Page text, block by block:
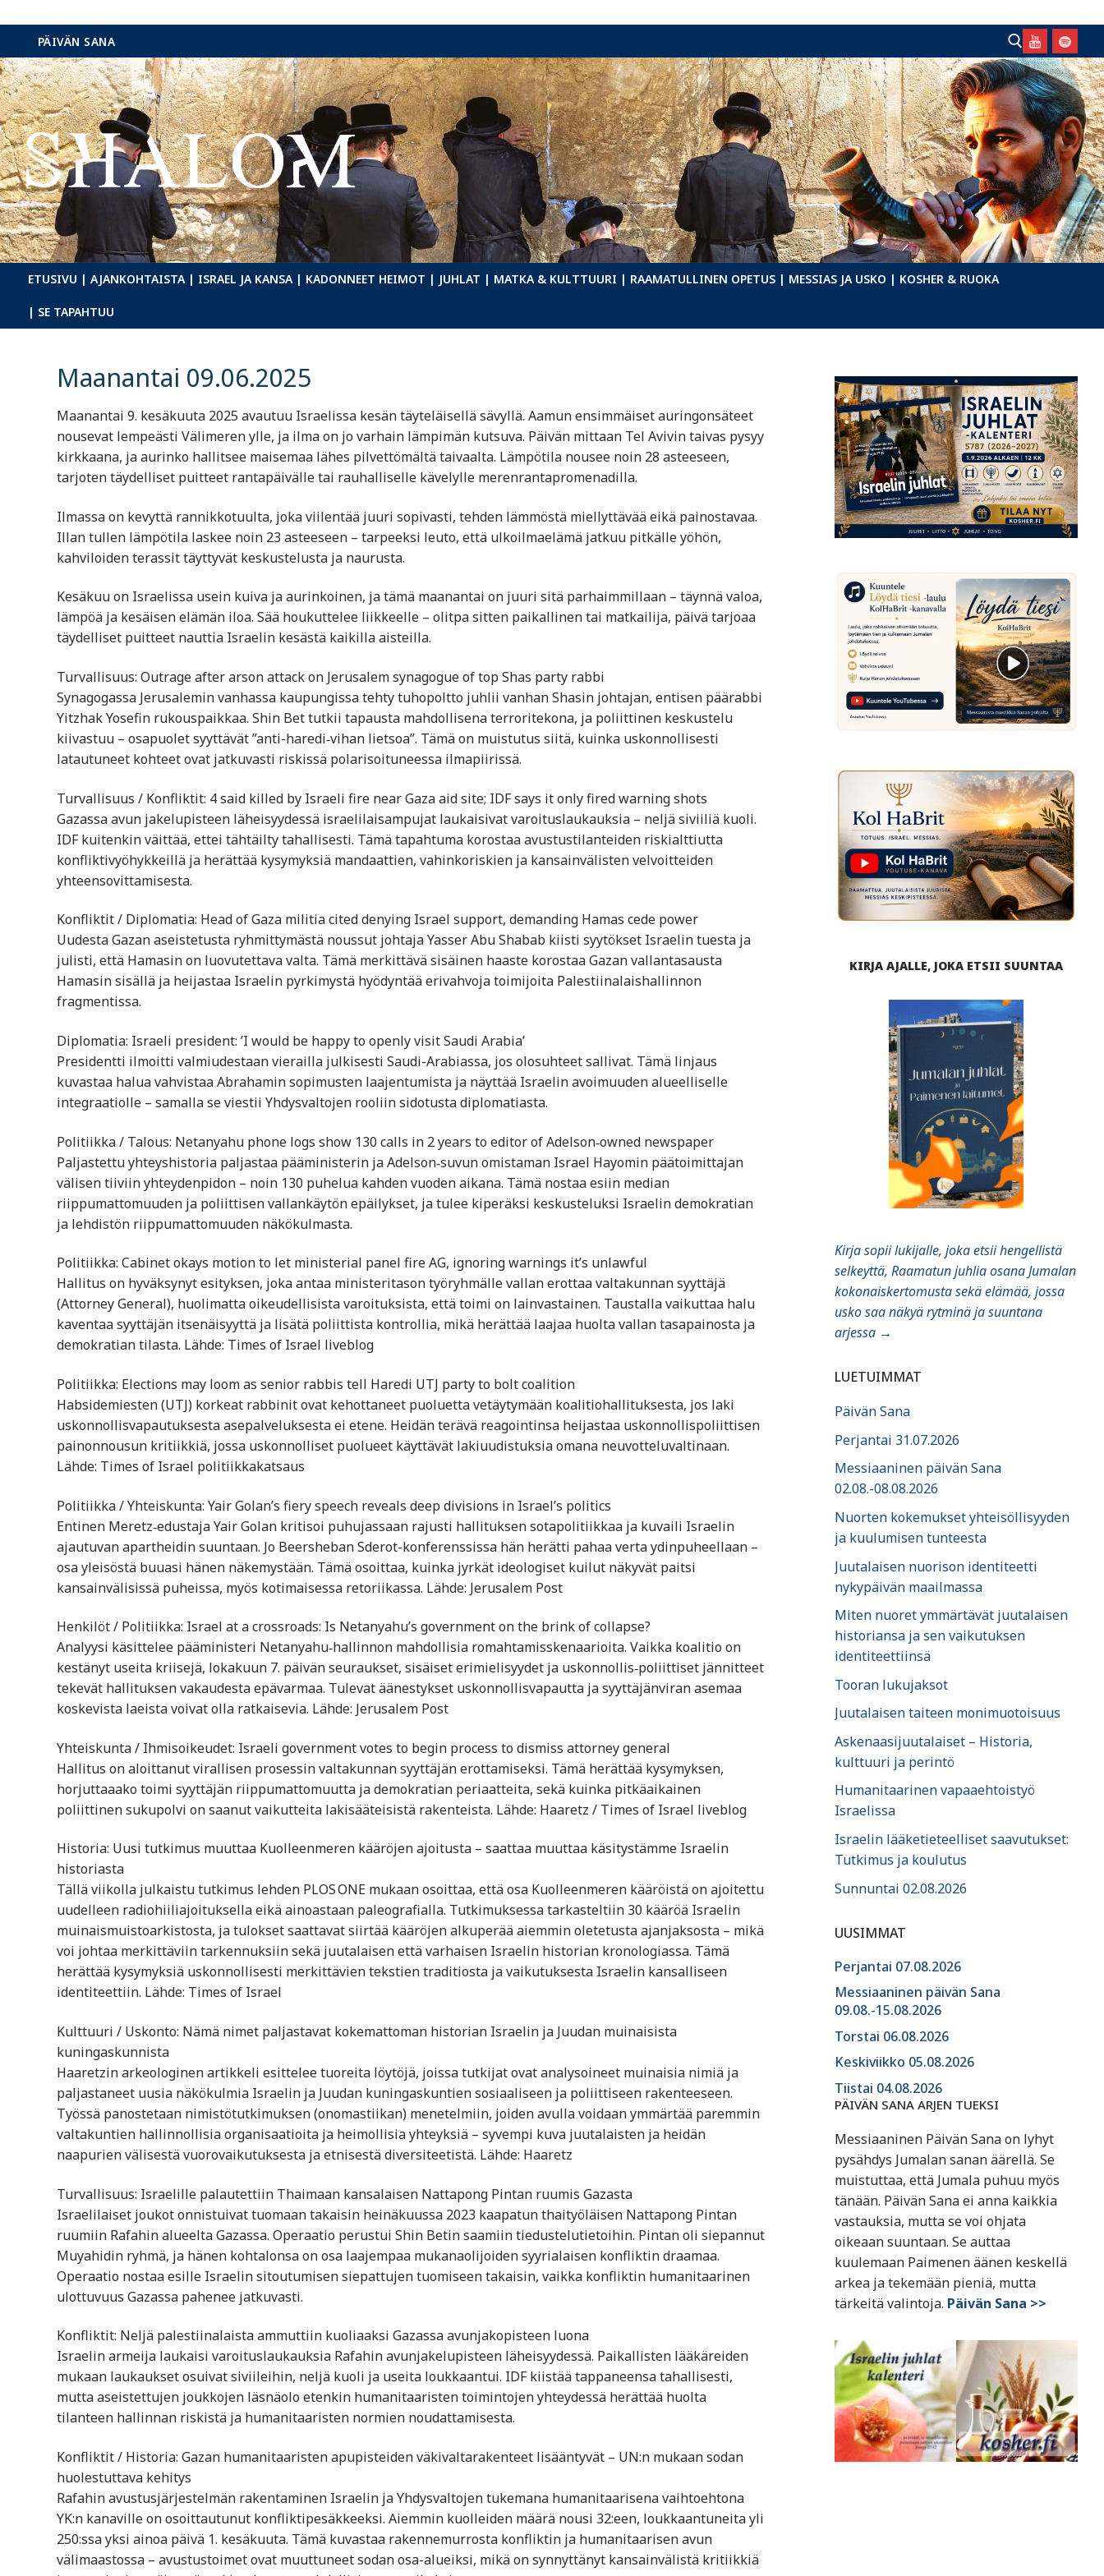
Hyppää
sisältöön
PÄIVÄN SANA
Hae:
ETUSIVU | AJANKOHTAISTA | ISRAEL JA KANSA | KADONNEET HEIMOT | JUHLAT | MATKA & KULTTUURI | RAAMATULLINEN OPETUS | MESSIAS JA USKO | KOSHER & RUOKA
| SE TAPAHTUU
Maanantai 09.06.2025
Maanantai 9. kesäkuuta 2025 avautuu Israelissa kesän täyteläisellä sävyllä. Aamun ensimmäiset auringonsäteet
nousevat lempeästi Välimeren ylle, ja ilma on jo varhain lämpimän kutsuva. Päivän mittaan Tel Avivin taivas pysyy
kirkkaana, ja aurinko hallitsee maisemaa lähes pilvettömältä taivaalta. Lämpötila nousee noin 28 asteeseen,
tarjoten täydelliset puitteet rantapäivälle tai rauhalliselle kävelylle merenrantapromenadilla.
Ilmassa on kevyttä rannikkotuulta, joka viilentää juuri sopivasti, tehden lämmöstä miellyttävää eikä painostavaa.
Illan tullen lämpötila laskee noin 23 asteeseen – tarpeeksi leuto, että ulkoilmaelämä jatkuu pitkälle yöhön,
kahviloiden terassit täyttyvät keskustelusta ja naurusta.
Kesäkuu on Israelissa usein kuiva ja aurinkoinen, ja tämä maanantai on juuri sitä parhaimmillaan – täynnä valoa,
lämpöä ja kesäisen elämän iloa. Sää houkuttelee liikkeelle – olitpa sitten paikallinen tai matkailija, päivä tarjoaa
täydelliset puitteet nauttia Israelin kesästä kaikilla aisteilla.
Turvallisuus: Outrage after arson attack on Jerusalem synagogue of top Shas party rabbi
Synagogassa Jerusalemin vanhassa kaupungissa tehty tuhopoltto juhlii vanhan Shasin johtajan, entisen päärabbi
Yitzhak Yosefin rukouspaikkaa. Shin Bet tutkii tapausta mahdollisena terroritekona, ja poliittinen keskustelu
kiivastuu – osapuolet syyttävät ”anti-haredi‑vihan lietsoa”. Tämä on muistutus siitä, kuinka uskonnollisesti
latautuneet kohteet ovat jatkuvasti riskissä polarisoituneessa ilmapiirissä.
Turvallisuus / Konfliktit: 4 said killed by Israeli fire near Gaza aid site; IDF says it only fired warning shots
Gazassa avun jakelupisteen läheisyydessä israelilaisampujat laukaisivat varoituslaukauksia – neljä siviiliä kuoli.
IDF kuitenkin väittää, ettei tähtäilty tahallisesti. Tämä tapahtuma korostaa avustustilanteiden riskialttiutta
konfliktivyöhykkeillä ja herättää kysymyksiä mandaattien, vahinkoriskien ja kansainvälisten velvoitteiden
yhteensovittamisesta.
Konfliktit / Diplomatia: Head of Gaza militia cited denying Israel support, demanding Hamas cede power
Uudesta Gazan aseistetusta ryhmittymästä noussut johtaja Yasser Abu Shabab kiisti syytökset Israelin tuesta ja
julisti, että Hamasin on luovutettava valta. Tämä merkittävä sisäinen haaste korostaa Gazan vallantasausta
Hamasin sisällä ja heijastaa Israelin pyrkimystä hyödyntää erivahvoja toimijoita Palestiinalaishallinnon
fragmentissa.
Diplomatia: Israeli president: ’I would be happy to openly visit Saudi Arabia’
Presidentti ilmoitti valmiudestaan vierailla julkisesti Saudi-Arabiassa, jos olosuhteet sallivat. Tämä linjaus
kuvastaa halua vahvistaa Abrahamin sopimusten laajentumista ja näyttää Israelin avoimuuden alueelliselle
integraatiolle – samalla se viestii Yhdysvaltojen rooliin sidotusta diplomatiasta.
Politiikka / Talous: Netanyahu phone logs show 130 calls in 2 years to editor of Adelson‑owned newspaper
Paljastettu yhteyshistoria paljastaa pääministerin ja Adelson‑suvun omistaman Israel Hayomin päätoimittajan
välisen tiiviin yhteydenpidon – noin 130 puhelua kahden vuoden aikana. Tämä nostaa esiin median
riippumattomuuden ja poliittisen vallankäytön epäilykset, ja tulee kiperäksi keskusteluksi Israelin demokratian
ja lehdistön riippumattomuuden näkökulmasta.
Politiikka: Cabinet okays motion to let ministerial panel fire AG, ignoring warnings it’s unlawful
Hallitus on hyväksynyt esityksen, joka antaa ministeritason työryhmälle vallan erottaa valtakunnan syyttäjä
(Attorney General), huolimatta oikeudellisista varoituksista, että toimi on lainvastainen. Taustalla vaikuttaa halu
kaventaa syyttäjän itsenäisyyttä ja lisätä poliittista kontrollia, mikä herättää laajaa huolta vallan tasapainosta ja
demokratian tilasta. Lähde: Times of Israel liveblog
Politiikka: Elections may loom as senior rabbis tell Haredi UTJ party to bolt coalition
Habsidemiesten (UTJ) korkeat rabbinit ovat kehottaneet puoluetta vetäytymään koalitiohallituksesta, jos laki
uskonnollisvapautuksesta asepalveluksesta ei etene. Heidän terävä reagointinsa heijastaa uskonnollispoliittisen
painonnousun kritiikkiä, jossa uskonnolliset puolueet käyttävät lakiuudistuksia omana neuvotteluvaltinaan.
Lähde: Times of Israel politiikkakatsaus
Politiikka / Yhteiskunta: Yair Golan’s fiery speech reveals deep divisions in Israel’s politics
Entinen Meretz‑edustaja Yair Golan kritisoi puhujassaan rajusti hallituksen sotapolitiikkaa ja kuvaili Israelin
ajautuvan apartheidin suuntaan. Jo Beersheban Sderot-konferenssissa hän herätti pahaa verta ydinpuheellaan –
osa yleisöstä buuasi hänen näkemystään. Tämä osoittaa, kuinka jyrkät ideologiset kuilut näkyvät paitsi
kansainvälisissä puheissa, myös kotimaisessa retoriikassa. Lähde: Jerusalem Post
Henkilöt / Politiikka: Israel at a crossroads: Is Netanyahu’s government on the brink of collapse?
Analyysi käsittelee pääministeri Netanyahu‑hallinnon mahdollisia romahtamisskenaarioita. Vaikka koalitio on
kestänyt useita kriisejä, lokakuun 7. päivän seuraukset, sisäiset erimielisyydet ja uskonnollis‑poliittiset jännitteet
tekevät hallituksen vakaudesta epävarmaa. Tulevat äänestykset uskonnollisvapautta ja syyttäjänviran asemaa
koskevista laeista voivat olla ratkaisevia. Lähde: Jerusalem Post
Yhteiskunta / Ihmisoikeudet: Israeli government votes to begin process to dismiss attorney general
Hallitus on aloittanut virallisen prosessin valtakunnan syyttäjän erottamiseksi. Tämä herättää kysymyksen,
horjuttaaako toimi syyttäjän riippumattomuutta ja demokratian periaatteita, sekä kuinka pitkäaikainen
poliittinen sukupolvi on saanut vaikutteita lakisääteisistä rakenteista. Lähde: Haaretz / Times of Israel liveblog
Historia: Uusi tutkimus muuttaa Kuolleenmeren kääröjen ajoitusta – saattaa muuttaa käsitystämme Israelin
historiasta
Tällä viikolla julkaistu tutkimus lehden PLOS ONE mukaan osoittaa, että osa Kuolleenmeren kääröistä on ajoitettu
uudelleen radiohiiliajoituksella eikä ainoastaan paleografialla. Tutkimuksessa tarkasteltiin 30 kääröä Israelin
muinaismuistoarkistosta, ja tulokset saattavat siirtää kääröjen alkuperää aiemmin oletetusta ajanjaksosta – mikä
voi johtaa merkittäviin tarkennuksiin sekä juutalaisen että varhaisen Israelin historian kronologiassa. Tämä
herättää kysymyksiä uskonnollisesti merkittävien tekstien traditiosta ja vaikutuksesta Israelin kansalliseen
identiteettiin. Lähde: Times of Israel
Kulttuuri / Uskonto: Nämä nimet paljastavat kokemattoman historian Israelin ja Juudan muinaisista
kuningaskunnista
Haaretzin arkeologinen artikkeli esittelee tuoreita löytöjä, joissa tutkijat ovat analysoineet muinaisia nimiä ja
paljastaneet uusia näkökulmia Israelin ja Juudan kuningaskuntien sosiaaliseen ja poliittiseen rakenteeseen.
Työssä panostetaan nimistötutkimuksen (onomastiikan) menetelmiin, joiden avulla voidaan ymmärtää paremmin
valtakuntien hallinnollisia organisaatioita ja heimollisia yhteyksiä – syvempi kuva juutalaisten ja heidän
naapurien välisestä vuorovaikutuksesta ja etnisestä diversiteetistä. Lähde: Haaretz
Turvallisuus: Israelille palautettiin Thaimaan kansalaisen Nattapong Pintan ruumis Gazasta
Israelilaiset joukot onnistuivat tuomaan takaisin heinäkuussa 2023 kaapatun thaityöläisen Nattapong Pintan
ruumiin Rafahin alueelta Gazassa. Operaatio perustui Shin Betin saamiin tiedustelutietoihin. Pintan oli siepannut
Muyahidin ryhmä, ja hänen kohtalonsa on osa laajempaa mukanaolijoiden syyrialaisen konfliktin draamaa.
Operaatio nostaa esille Israelin sitoutumisen siepattujen tuomiseen takaisin, vaikka konfliktin humanitaarinen
ulottuvuus Gazassa pahenee jatkuvasti.
Konfliktit: Neljä palestiinalaista ammuttiin kuoliaaksi Gazassa avunjakopisteen luona
Israelin armeija laukaisi varoituslaukauksia Rafahin avunjakelupisteen läheisyydessä. Paikallisten lääkäreiden
mukaan laukaukset osuivat siviileihin, neljä kuoli ja useita loukkaantui. IDF kiistää tappaneensa tahallisesti,
mutta aseistettujen joukkojen läsnäolo etenkin humanitaaristen toimintojen yhteydessä herättää huolta
tilanteen hallinnan riskistä ja humanitaaristen normien noudattamisesta.
Konfliktit / Historia: Gazan humanitaaristen apupisteiden väkivaltarakenteet lisääntyvät – UN:n mukaan sodan
huolestuttava kehitys
Rafahin avustusjärjestelmän rakentaminen Israelin ja Yhdysvaltojen tukemana humanitaarisena vaihtoehtona
YK:n kanaville on osoittautunut konfliktipesäkkeeksi. Aiemmin kuolleiden määrä nousi 32:een, loukkaantuneita yli
250:ssa yksi ainoa päivä 1. kesäkuuta. Tämä kuvastaa rakennemurrosta konfliktin ja humanitaarisen avun
välimaastossa – avustustoimet ovat muuttuneet sodan osa-alueiksi, mikä on synnyttänyt kansainvälistä kritiikkiä
KIRJA AJALLE, JOKA ETSII SUUNTAA
Kirja sopii lukijalle, joka etsii hengellistä
selkeyttä, Raamatun juhlia osana Jumalan
kokonaiskertomusta sekä elämää, jossa
usko saa näkyä rytminä ja suuntana
arjessa →
LUETUIMMAT
Päivän Sana
Perjantai 31.07.2026
Messiaaninen päivän Sana
02.08.-08.08.2026
Nuorten kokemukset yhteisöllisyyden
ja kuulumisen tunteesta
Juutalaisen nuorison identiteetti
nykypäivän maailmassa
Miten nuoret ymmärtävät juutalaisen
historiansa ja sen vaikutuksen
identiteettiinsä
Tooran lukujaksot
Juutalaisen taiteen monimuotoisuus
Askenaasijuutalaiset – Historia,
kulttuuri ja perintö
Humanitaarinen vapaaehtoistyö
Israelissa
Israelin lääketieteelliset saavutukset:
Tutkimus ja koulutus
Sunnuntai 02.08.2026
UUSIMMAT
Perjantai 07.08.2026
Messiaaninen päivän Sana
09.08.-15.08.2026
Torstai 06.08.2026
Keskiviikko 05.08.2026
Tiistai 04.08.2026
PÄIVÄN SANA ARJEN TUEKSI
Messiaaninen Päivän Sana on lyhyt
pysähdys Jumalan sanan äärellä. Se
muistuttaa, että Jumala puhuu myös
tänään. Päivän Sana ei anna kaikkia
vastauksia, mutta se voi ohjata
oikeaan suuntaan. Se auttaa
kuulemaan Paimenen äänen keskellä
arkea ja tekemään pieniä, mutta
tärkeitä valintoja. Päivän Sana >>